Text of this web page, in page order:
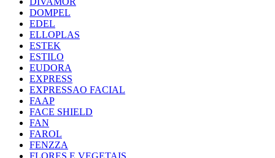
DOMPEL
EDEL
ELLOPLAS
ESTEK
ESTILO
EUDORA
EXPRESS
EXPRESSAO FACIAL
FAAP
FACE SHIELD
FAN
FAROL
FENZZA
FLORES E VEGETAIS